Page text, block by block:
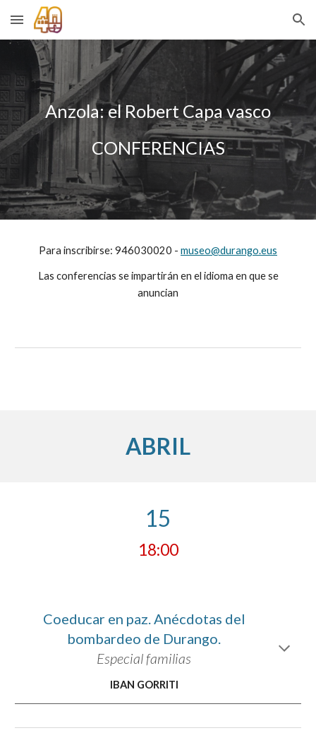
Skip to main content Skip to navigation
Anzola: el Robert Capa vasco
CONFERENCIAS
Para inscribirse: 946030020 - museo@durango.eus
Las conferencias se impartirán en el idioma en que se
anuncian
ABRIL
15
18:00
Coeducar en paz. Anécdotas del
bombardeo de Durango.
Especial familias
IBAN GORRITI